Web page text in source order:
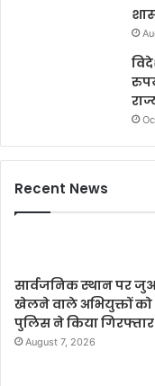
Recent News
सार्वजनिक स्थान पर
खेलने वाले अभियुक्तों को
पुलिस ने किया गिरफ्तार
August 7, 2026